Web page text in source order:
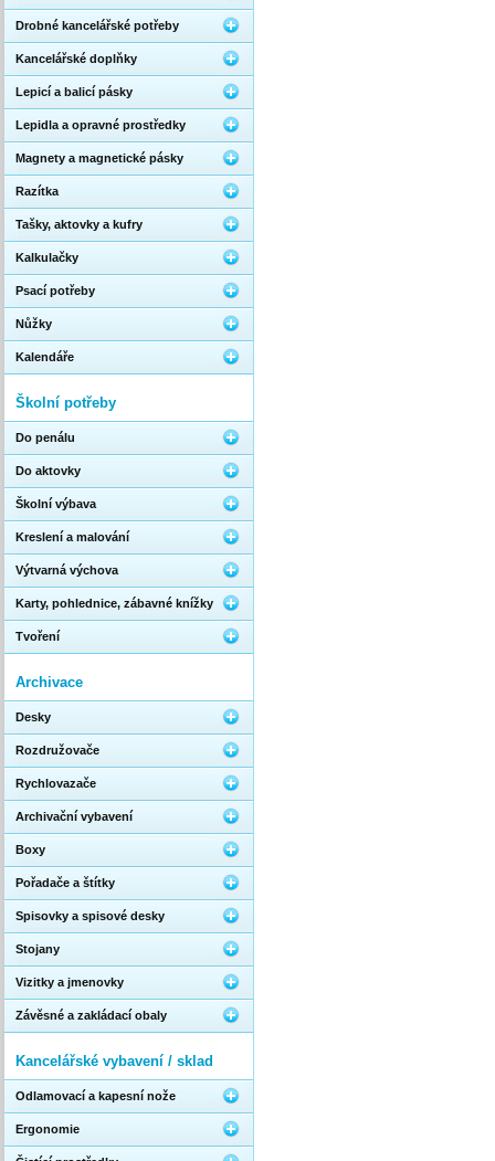
Drobné kancelářské potřeby
Kancelářské doplňky
Lepicí a balicí pásky
Lepidla a opravné prostředky
Magnety a magnetické pásky
Razítka
Tašky, aktovky a kufry
Kalkulačky
Psací potřeby
Nůžky
Kalendáře
Školní potřeby
Do penálu
Do aktovky
Školní výbava
Kreslení a malování
Výtvarná výchova
Karty, pohlednice, zábavné knížky
Tvoření
Archivace
Desky
Rozdružovače
Rychlovazače
Archivační vybavení
Boxy
Pořadače a štítky
Spisovky a spisové desky
Stojany
Vizitky a jmenovky
Závěsné a zakládací obaly
Kancelářské vybavení / sklad
Odlamovací a kapesní nože
Ergonomie